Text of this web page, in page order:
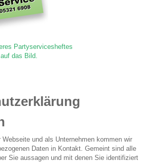
Partyservicesheftes
das Bild.
und als Unternehmen kommen wir
Daten in Kontakt. Gemeint sind alle
Sie aussagen und mit denen Sie identifiziert